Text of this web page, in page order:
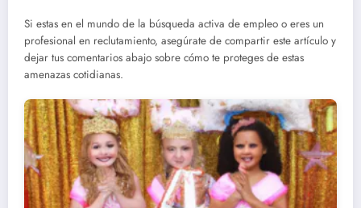
Si estas en el mundo de la búsqueda activa de empleo o eres un
profesional en reclutamiento, asegúrate de compartir este artículo y
dejar tus comentarios abajo sobre cómo te proteges de estas
amenazas cotidianas.